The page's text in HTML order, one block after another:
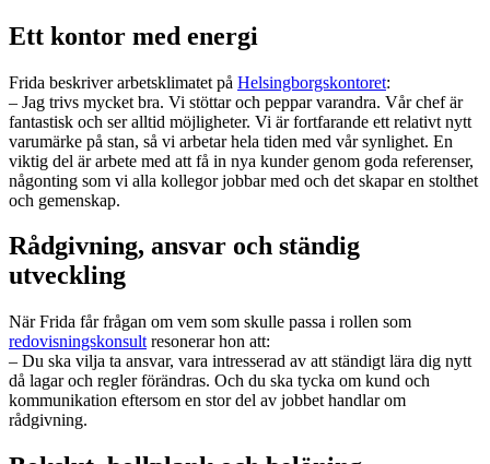
Ett kontor med energi
Frida beskriver arbetsklimatet på Helsingborgskontoret:
– Jag trivs mycket bra. Vi stöttar och peppar varandra. Vår chef är
fantastisk och ser alltid möjligheter. Vi är fortfarande ett relativt nytt
varumärke på stan, så vi arbetar hela tiden med vår synlighet. En
viktig del är arbete med att få in nya kunder genom goda referenser,
någonting som vi alla kollegor jobbar med och det skapar en stolthet
och gemenskap.
Rådgivning, ansvar och ständig
utveckling
När Frida får frågan om vem som skulle passa i rollen som
redovisningskonsult resonerar hon att:
– Du ska vilja ta ansvar, vara intresserad av att ständigt lära dig nytt
då lagar och regler förändras. Och du ska tycka om kund och
kommunikation eftersom en stor del av jobbet handlar om
rådgivning.